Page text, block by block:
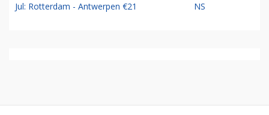
Jul: Rotterdam - Antwerpen €21 NS